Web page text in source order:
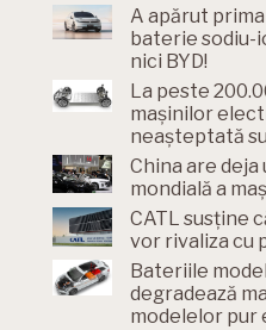
A apărut
baterie sodiu-
nici BYD!
La peste
mașinilor
neașteptată
China are deja
mondială a
CATL susține
vor rivaliza cu
Bateriile
degradează
modelelor pur